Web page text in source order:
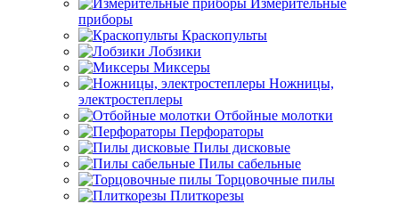
Измерительные
приборы
Краскопульты
Лобзики
Миксеры
Ножницы,
электростеплеры
Отбойные молотки
Перфораторы
Пилы дисковые
Пилы сабельные
Торцовочные пилы
Плиткорезы